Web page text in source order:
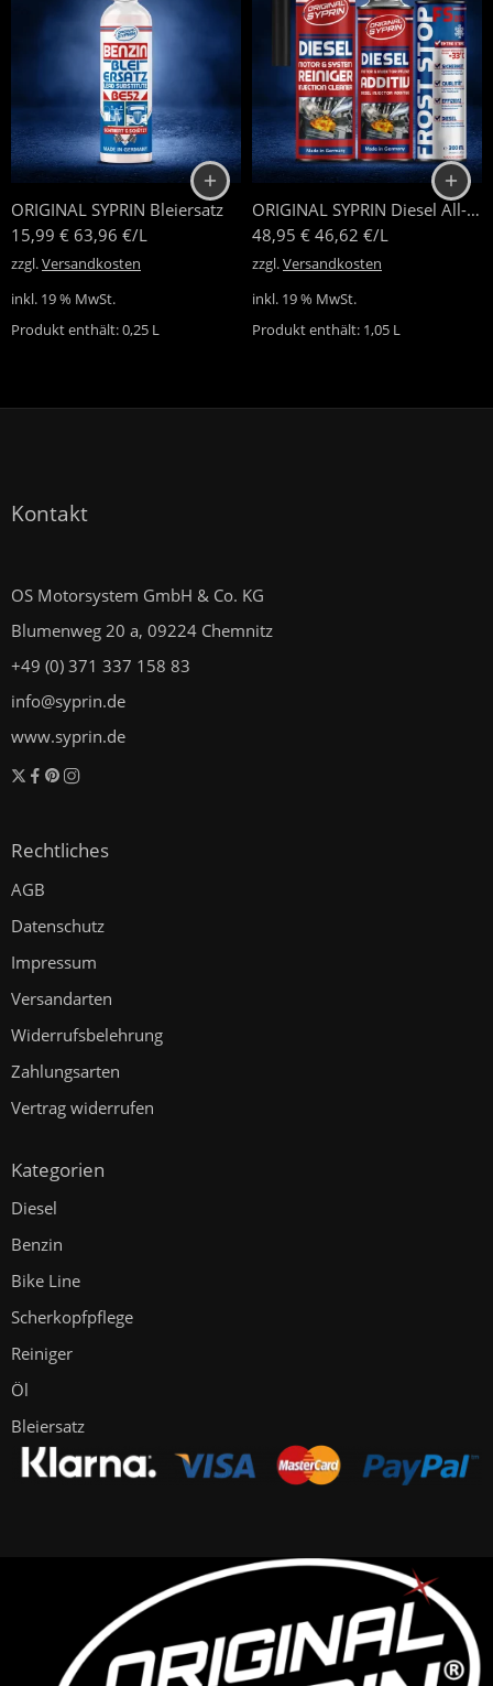
ORIGINAL SYPRIN Bleiersatz
15,99 € 63,96 €/L
zzgl.Versandkosten
inkl. 19 % MwSt.
Produkt enthält: 0,25 L
ORIGINAL SYPRIN Diesel All-Year Set – Reiniger Additiv und Froststop
48,95 € 46,62 €/L
zzgl.Versandkosten
inkl. 19 % MwSt.
Produkt enthält: 1,05 L
Kontakt
OS Motorsystem GmbH & Co. KG
Blumenweg 20 a, 09224 Chemnitz
+49 (0) 371 337 158 83
info@syprin.de
www.syprin.de
Rechtliches
AGB
Datenschutz
Impressum
Versandarten
Widerrufsbelehrung
Zahlungsarten
Vertrag widerrufen
Kategorien
Diesel
Benzin
Bike Line
Scherkopfpflege
Reiniger
Öl
Bleiersatz